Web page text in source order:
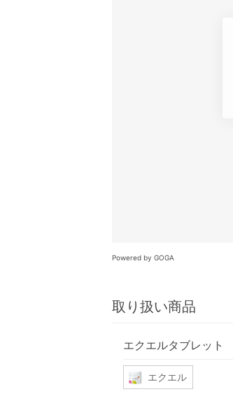
Powered by GOGA
取り扱い商品
エクエルタブレット
エクエル